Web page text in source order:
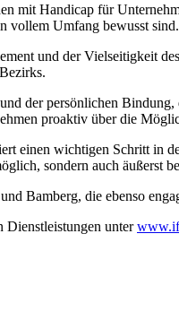
Handicap für
vollem Umfang bewusst sind.
und der Vielseitigkeit
der persönlichen
proaktiv über die
einen wichtigen Schritt in
sondern auch äußerst
Bamberg, die ebenso
Dienstleistungen unter